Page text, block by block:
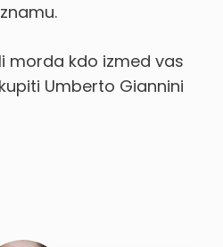
morda kdo izmed vas
Umberto Giannini